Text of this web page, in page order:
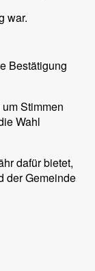
war.
Bestätigung
Stimmen
Wahl
dafür bietet,
der Gemeinde